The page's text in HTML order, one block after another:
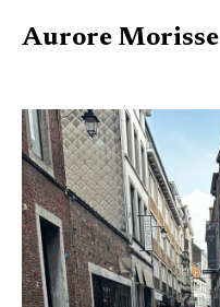
Aurore Morisse